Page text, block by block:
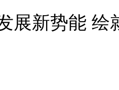
展新势能 绘